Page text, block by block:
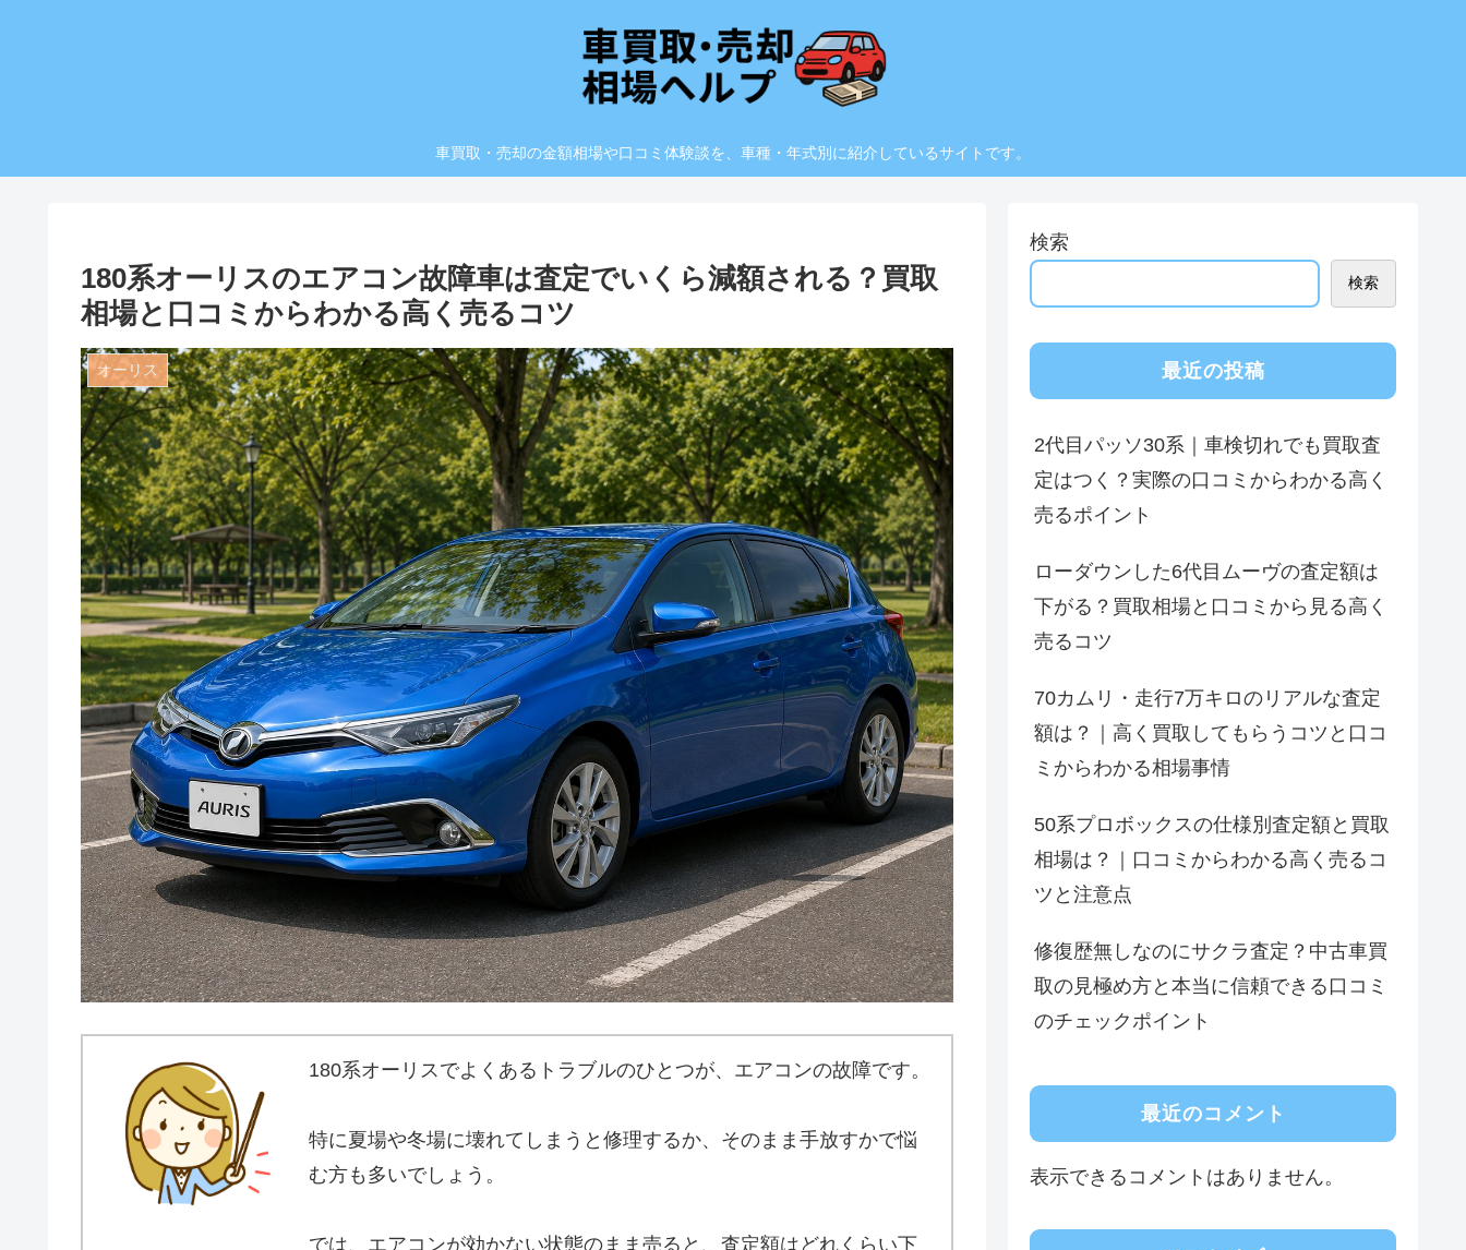
車買取・売却の金額相場や口コミ体験談を、車種・年式別に紹介しているサイトです。
180系オーリスのエアコン故障車は査定でいくら減額される？買取
相場と口コミからわかる高く売るコツ
オーリス
180系オーリスでよくあるトラブルのひとつが、エアコンの故障です。
特に夏場や冬場に壊れてしまうと修理するか、そのまま手放すかで悩
む方も多いでしょう。
では、エアコンが効かない状態のまま売ると、査定額はどれくらい下
検索
検索
最近の投稿
2代目パッソ30系｜車検切れでも買取査
定はつく？実際の口コミからわかる高く
売るポイント
ローダウンした6代目ムーヴの査定額は
下がる？買取相場と口コミから見る高く
売るコツ
70カムリ・走行7万キロのリアルな査定
額は？｜高く買取してもらうコツと口コ
ミからわかる相場事情
50系プロボックスの仕様別査定額と買取
相場は？｜口コミからわかる高く売るコ
ツと注意点
修復歴無しなのにサクラ査定？中古車買
取の見極め方と本当に信頼できる口コミ
のチェックポイント
最近のコメント
表示できるコメントはありません。